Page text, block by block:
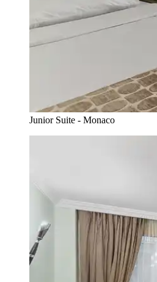
Junior Suite - Monaco